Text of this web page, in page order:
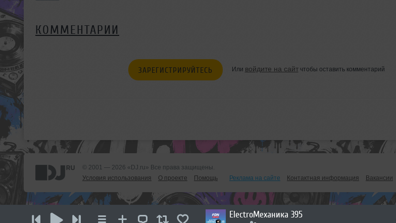
ElectroМеханика 395
КОММЕНТАРИИ
ЗАРЕГИСТРИРУЙТЕСЬ Или войдите на сайтчтобы оставить комментарий
© 2001 — 2026 «DJ.ru» Все права защищены.
Условия использования
О проекте Помощь Реклама на сайте Контактная информация Вакансии